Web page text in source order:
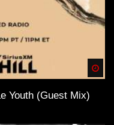
Youth (Guest Mix)